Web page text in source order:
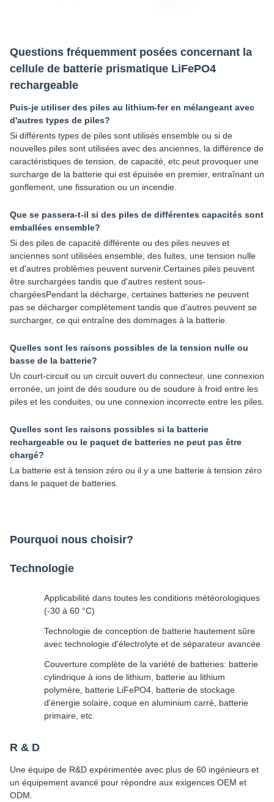
Questions fréquemment posées concernant la
cellule de batterie prismatique LiFePO4
rechargeable
Puis-je utiliser des piles au lithium-fer en mélangeant avec
d'autres types de piles?
Si différents types de piles sont utilisés ensemble ou si de
nouvelles piles sont utilisées avec des anciennes, la différence de
caractéristiques de tension, de capacité, etc.peut provoquer une
surcharge de la batterie qui est épuisée en premier, entraînant un
gonflement, une fissuration ou un incendie.
Que se passera-t-il si des piles de différentes capacités sont
emballées ensemble?
Si des piles de capacité différente ou des piles neuves et
anciennes sont utilisées ensemble, des fuites, une tension nulle
et d'autres problèmes peuvent survenir.Certaines piles peuvent
être surchargées tandis que d'autres restent sous-
chargéesPendant la décharge, certaines batteries ne peuvent
pas se décharger complètement tandis que d'autres peuvent se
surcharger, ce qui entraîne des dommages à la batterie.
Quelles sont les raisons possibles de la tension nulle ou
basse de la batterie?
Un court-circuit ou un circuit ouvert du connecteur, une connexion
erronée, un joint de dés soudure ou de soudure à froid entre les
piles et les conduites, ou une connexion incorrecte entre les piles.
Quelles sont les raisons possibles si la batterie
rechargeable ou le paquet de batteries ne peut pas être
chargé?
La batterie est à tension zéro ou il y a une batterie à tension zéro
dans le paquet de batteries.
Pourquoi nous choisir?
Technologie
Applicabilité dans toutes les conditions météorologiques
(-30 à 60 °C)
Technologie de conception de batterie hautement sûre
avec technologie d'électrolyte et de séparateur avancée
Couverture complète de la variété de batteries: batterie
cylindrique à ions de lithium, batterie au lithium
polymère, batterie LiFePO4, batterie de stockage
d'énergie solaire, coque en aluminium carré, batterie
primaire, etc.
R & D
Une équipe de R&D expérimentée avec plus de 60 ingénieurs et
un équipement avancé pour répondre aux exigences OEM et
ODM.